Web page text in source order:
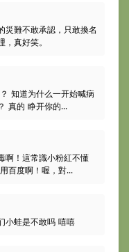
災難不敢承認，只敢換名
真好笑。
知道为什么一开始喊病
真的 睁开你的...
啊！這常識小粉紅不懂
百度啊！喔，對...
小蛙是不敢吗 嘻嘻